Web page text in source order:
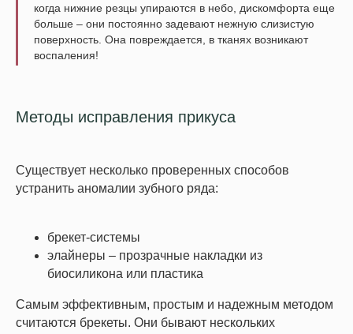
когда нижние резцы упираются в небо, дискомфорта еще
больше – они постоянно задевают нежную слизистую
поверхность. Она повреждается, в тканях возникают
воспаления!
Методы исправления прикуса
Существует несколько проверенных способов
устранить аномалии зубного ряда:
брекет-системы
элайнеры – прозрачные накладки из
биосиликона или пластика
Самым эффективным, простым и надежным методом
считаются брекеты. Они бывают нескольких